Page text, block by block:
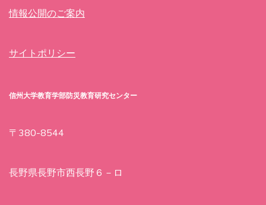
情報公開のご案内
サイトポリシー
信州大学教育学部防災教育研究センター
〒380-8544
長野県長野市西長野６－ロ